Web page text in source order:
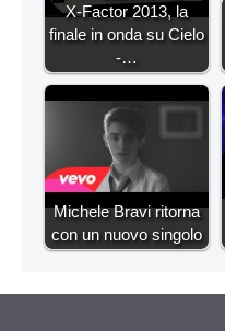
X-Factor 2013, la
finale in onda su Cielo
-…
Michele Bravi ritorna
con un nuovo singolo